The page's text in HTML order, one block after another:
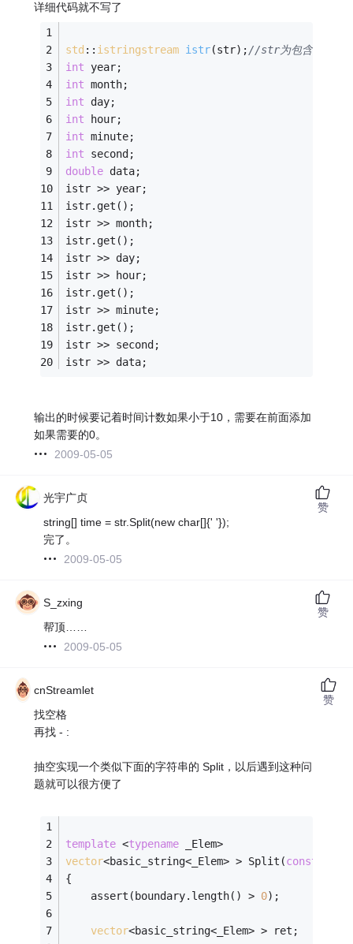
详细代码就不写了
std :: istringstream istr(str) ;//str为包含那些数
int year;
int month;
int day;
int hour;
int minute;
int second;
double data;
istr >> year;
istr.get();
istr >> month;
istr.get();
istr >> day;
istr >> hour;
istr.get();
istr >> minute;
istr.get();
istr >> second;
istr >> data;
输出的时候要记着时间计数如果小于10，需要在前面添加
如果需要的0。
2009-05-05
光宇广贞
string[] time = str.Split(new char[]{' '});
完了。
2009-05-05
赞
S_zxing
帮顶……
2009-05-05
赞
cnStreamlet
找空格
再找 - :
抽空实现一个类似下面的字符串的 Split，以后遇到这种问
题就可以很方便了
template <typename _Elem>
vector<basic_string<_Elem> > Split(const
{
	assert(boundary.length() >
0);
vector<basic_string<_Elem> > ret;
赞